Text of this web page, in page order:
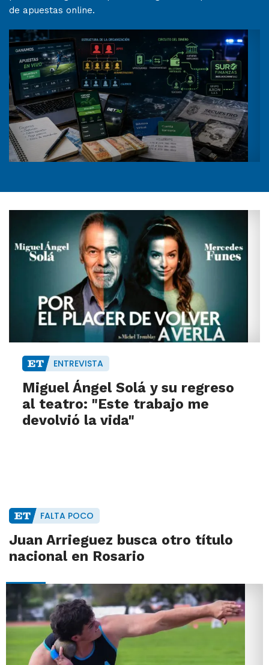
de apuestas online.
ENTREVISTA
Miguel Ángel Solá y su regreso
al teatro: "Este trabajo me
devolvió la vida"
FALTA POCO
Juan Arrieguez busca otro título
nacional en Rosario